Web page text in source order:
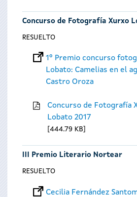
Concurso de Fotografía Xurxo
RESUELTO
1º Premio concurso
Lobato: Camelias en el
Castro Oroza
Concurso de Fotografía
Lobato 2017
444.79 KB
III Premio Literario Nortear
RESUELTO
Cecilia Fernández